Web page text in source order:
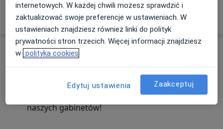
Pokaż więcejo doświadczeniu
Aktualności
Mikołaja Kopernika 21/2, 00-359 Warszawa
Pomagamy znaleźć równowagę, zapraszamy do
naszych gabinetów!
internetowych. W każdej chwili możesz sprawdzić i
zaktualizować swoje preferencje w ustawieniach. W
ustawieniach znajdziesz również linki do polityk
prywatności stron trzecich. Więcej informacji znajdziesz
w polityka cookies
Edytuj ustawienia Zaakceptuj